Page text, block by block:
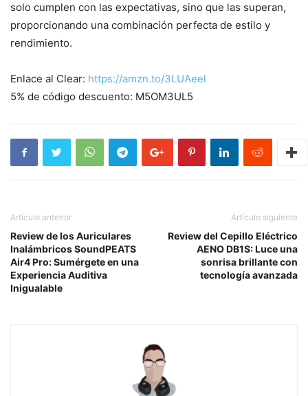
solo cumplen con las expectativas, sino que las superan,
proporcionando una combinación perfecta de estilo y
rendimiento.
Enlace al Clear: https://amzn.to/3LUAeel
5% de código descuento: M5OM3UL5
Artículo anterior
Review de los Auriculares
Inalámbricos SoundPEATS
Air4 Pro: Sumérgete en una
Experiencia Auditiva
Inigualable
Artículo siguiente
Review del Cepillo Eléctrico
AENO DB1S: Luce una
sonrisa brillante con
tecnología avanzada